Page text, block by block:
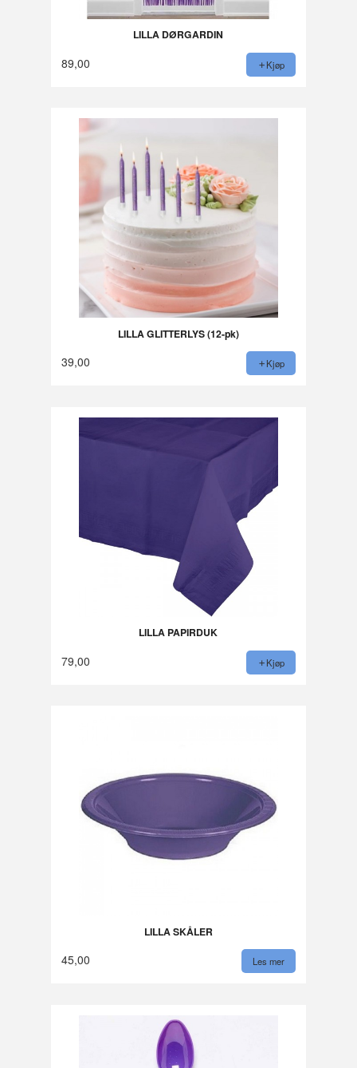
LILLA DØRGARDIN
89,00 Kjøp
LILLA GLITTERLYS (12-pk)
39,00 Kjøp
LILLA PAPIRDUK
79,00 Kjøp
LILLA SKÅLER
45,00 Les mer